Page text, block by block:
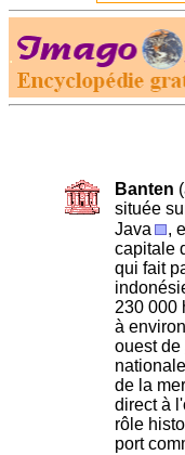
.
Banten
située
Java
,
capitale
qui fait
230 000
à
ouest de
de la
direct à
rôle
port